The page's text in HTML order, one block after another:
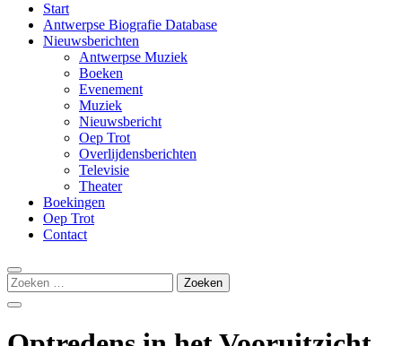
Start
Antwerpse Biografie Database
Nieuwsberichten
Antwerpse Muziek
Boeken
Evenement
Muziek
Nieuwsbericht
Oep Trot
Overlijdensberichten
Televisie
Theater
Boekingen
Oep Trot
Contact
Zoeken
naar: